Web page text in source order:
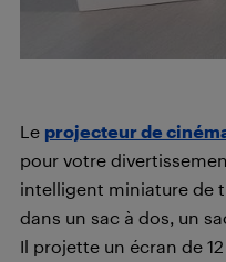
Le projecteur de
pour votre
intelligent miniature de
dans un sac à dos, un
Il projette un écran de